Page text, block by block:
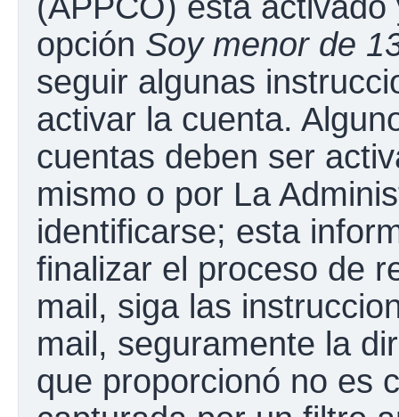
opción Soy menor de
seguir algunas
activar la cuenta.
cuentas deben ser
mismo o por La
identificarse; esta
finalizar el proceso de
mail, siga las
mail, seguramente la
que proporcionó no es